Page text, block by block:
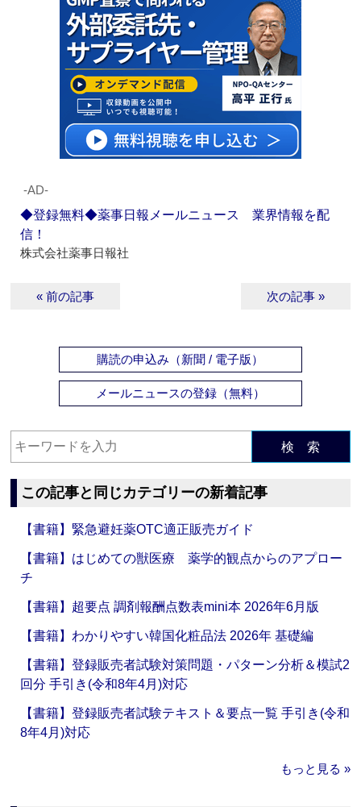
‐AD‐
◆登録無料◆薬事日報メールニュース 業界情報を配
信！
株式会社薬事日報社
« 前の記事 次の記事 »
購読の申込み（新聞 / 電子版）
メールニュースの登録（無料）
検 索
この記事と同じカテゴリーの新着記事
【書籍】緊急避妊薬OTC適正販売ガイド
【書籍】はじめての獣医療 薬学的観点からのアプロー
チ
【書籍】超要点 調剤報酬点数表mini本 2026年6月版
【書籍】わかりやすい韓国化粧品法 2026年 基礎編
【書籍】登録販売者試験対策問題・パターン分析＆模試2
回分 手引き(令和8年4月)対応
【書籍】登録販売者試験テキスト＆要点一覧 手引き(令和
8年4月)対応
もっと見る »